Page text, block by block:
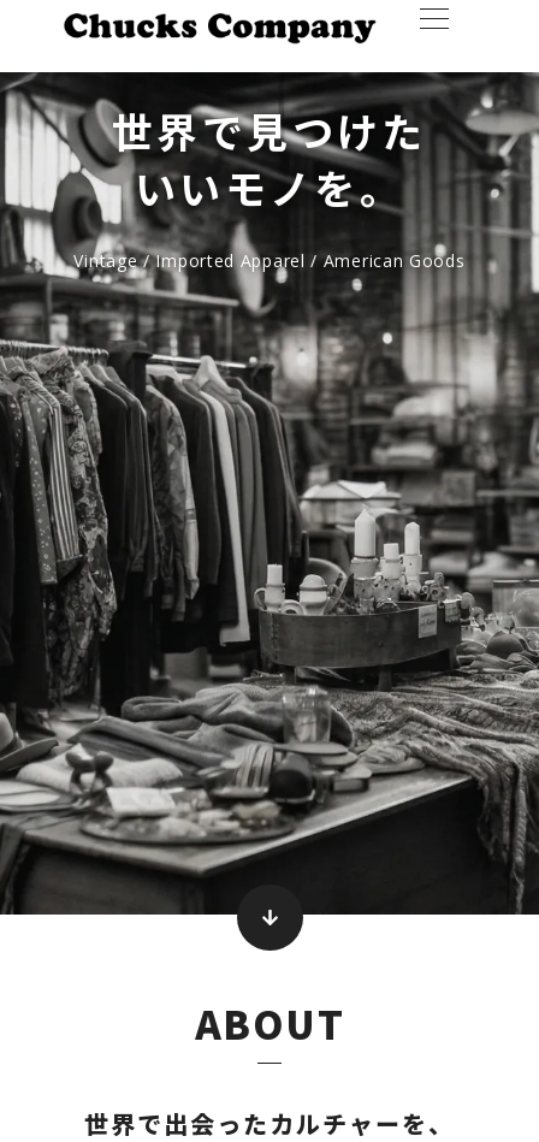
世界で見つけた
いいモノを。
Vintage / Imported Apparel / American Goods
ABOUT
世界で出会ったカルチャーを、